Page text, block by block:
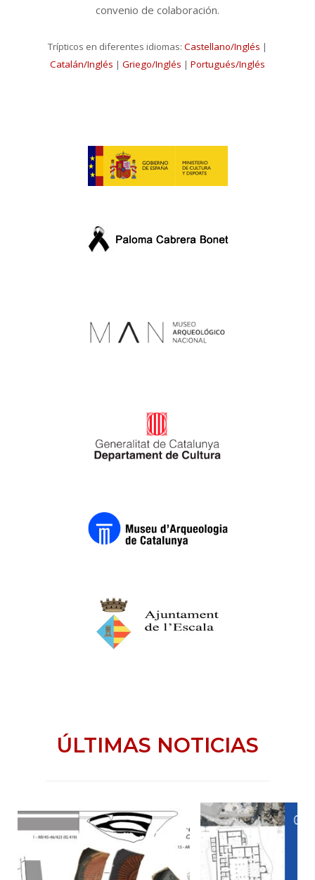
convenio de colaboración.
Trípticos en diferentes idiomas: Castellano/Inglés |
Catalán/Inglés | Griego/Inglés | Portugués/Inglés
ÚLTIMAS NOTICIAS